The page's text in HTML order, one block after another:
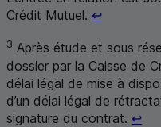
Crédit Mutuel. ↩Retour au
3 Après étude et sous
dossier par la Caisse de
délai légal de mise à
d’un délai légal de
signature du contrat. ↩